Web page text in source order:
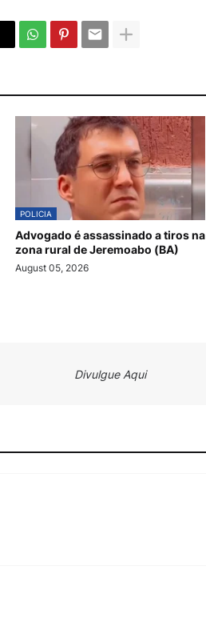
POLICIA
Advogado é assassinado a tiros na
zona rural de Jeremoabo (BA)
August 05, 2026
Divulgue Aqui